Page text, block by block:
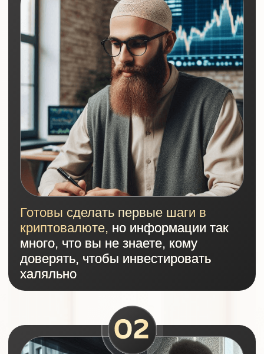
Готовы рассмотреть еще один
инструментинвестора и дополнить
свой инвестиционный портфель
не боясь блокировок и